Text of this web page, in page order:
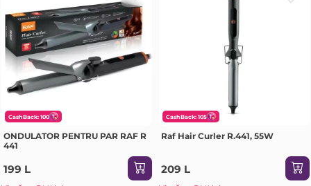
CashBack: 100
ONDULATOR PENTRU PAR RAF R
441
199 L
CashBack: 105
Raf Hair Curler R.441, 55W
209 L